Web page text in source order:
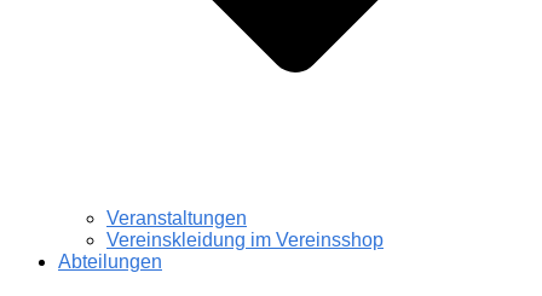
Veranstaltungen
Vereinskleidung im Vereinsshop
Abteilungen